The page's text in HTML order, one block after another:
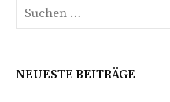
nach:
NEUESTE BEITRÄGE